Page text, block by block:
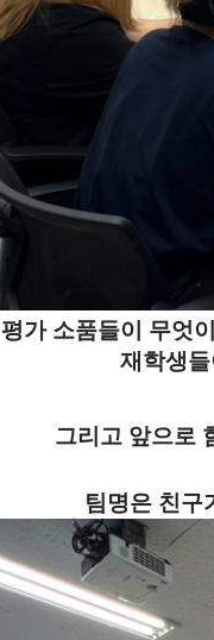
가 소품들이 무엇
재학생
그리고 앞으로
팀명은 친구